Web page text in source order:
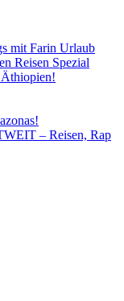
mit Farin Urlaub
Reisen Spezial
– Reisen, Rap